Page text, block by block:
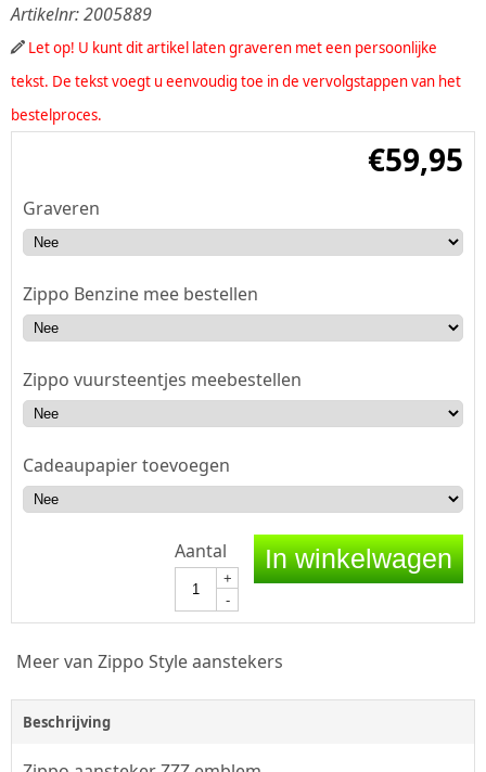
Artikelnr:2005889
Let op! U kunt dit artikel laten graveren met een persoonlijke
tekst. De tekst voegt u eenvoudig toe in de vervolgstappen van het
bestelproces.
€59,95
Graveren
Zippo Benzine mee bestellen
Zippo vuursteentjes meebestellen
Cadeaupapier toevoegen
Aantal
+
-
In winkelwagen
Meer van Zippo Style aanstekers
Beschrijving